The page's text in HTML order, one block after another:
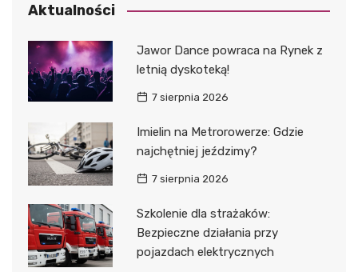
Aktualności
Jawor Dance powraca na Rynek z
letnią dyskoteką!
7 sierpnia 2026
Imielin na Metrorowerze: Gdzie
najchętniej jeździmy?
7 sierpnia 2026
Szkolenie dla strażaków:
Bezpieczne działania przy
pojazdach elektrycznych